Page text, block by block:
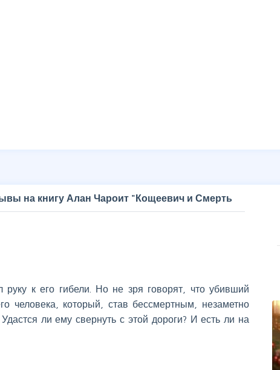
на книгу Алан Чароит "Кощеевич и Смерть
к его гибели. Но не зря говорят, что убивший
человека, который, став бессмертным, незаметно
ли ему свернуть с этой дороги? И есть ли на